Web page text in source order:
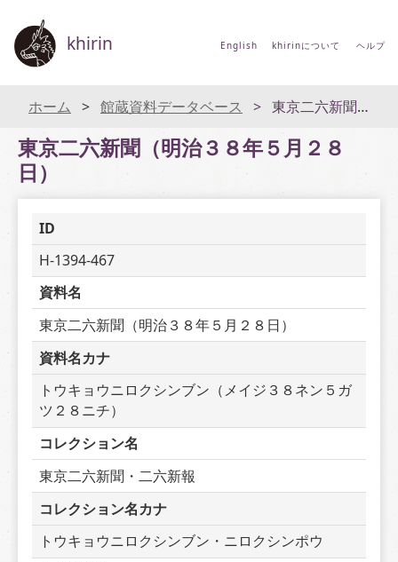
khirin English khirinについて ヘルプ
ホーム 館蔵資料データベース 東京二六新聞（明治３８年５月２８日）
東京二六新聞（明治３８年５月２８
日）
ID
H-1394-467
資料名
東京二六新聞（明治３８年５月２８日）
資料名カナ
トウキョウニロクシンブン（メイジ３８ネン５ガ
ツ２８ニチ）
コレクション名
東京二六新聞・二六新報
コレクション名カナ
トウキョウニロクシンブン・ニロクシンポウ